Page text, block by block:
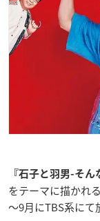
『石子と羽男-そん
をテーマに描かれ
～9月にTBS系にて